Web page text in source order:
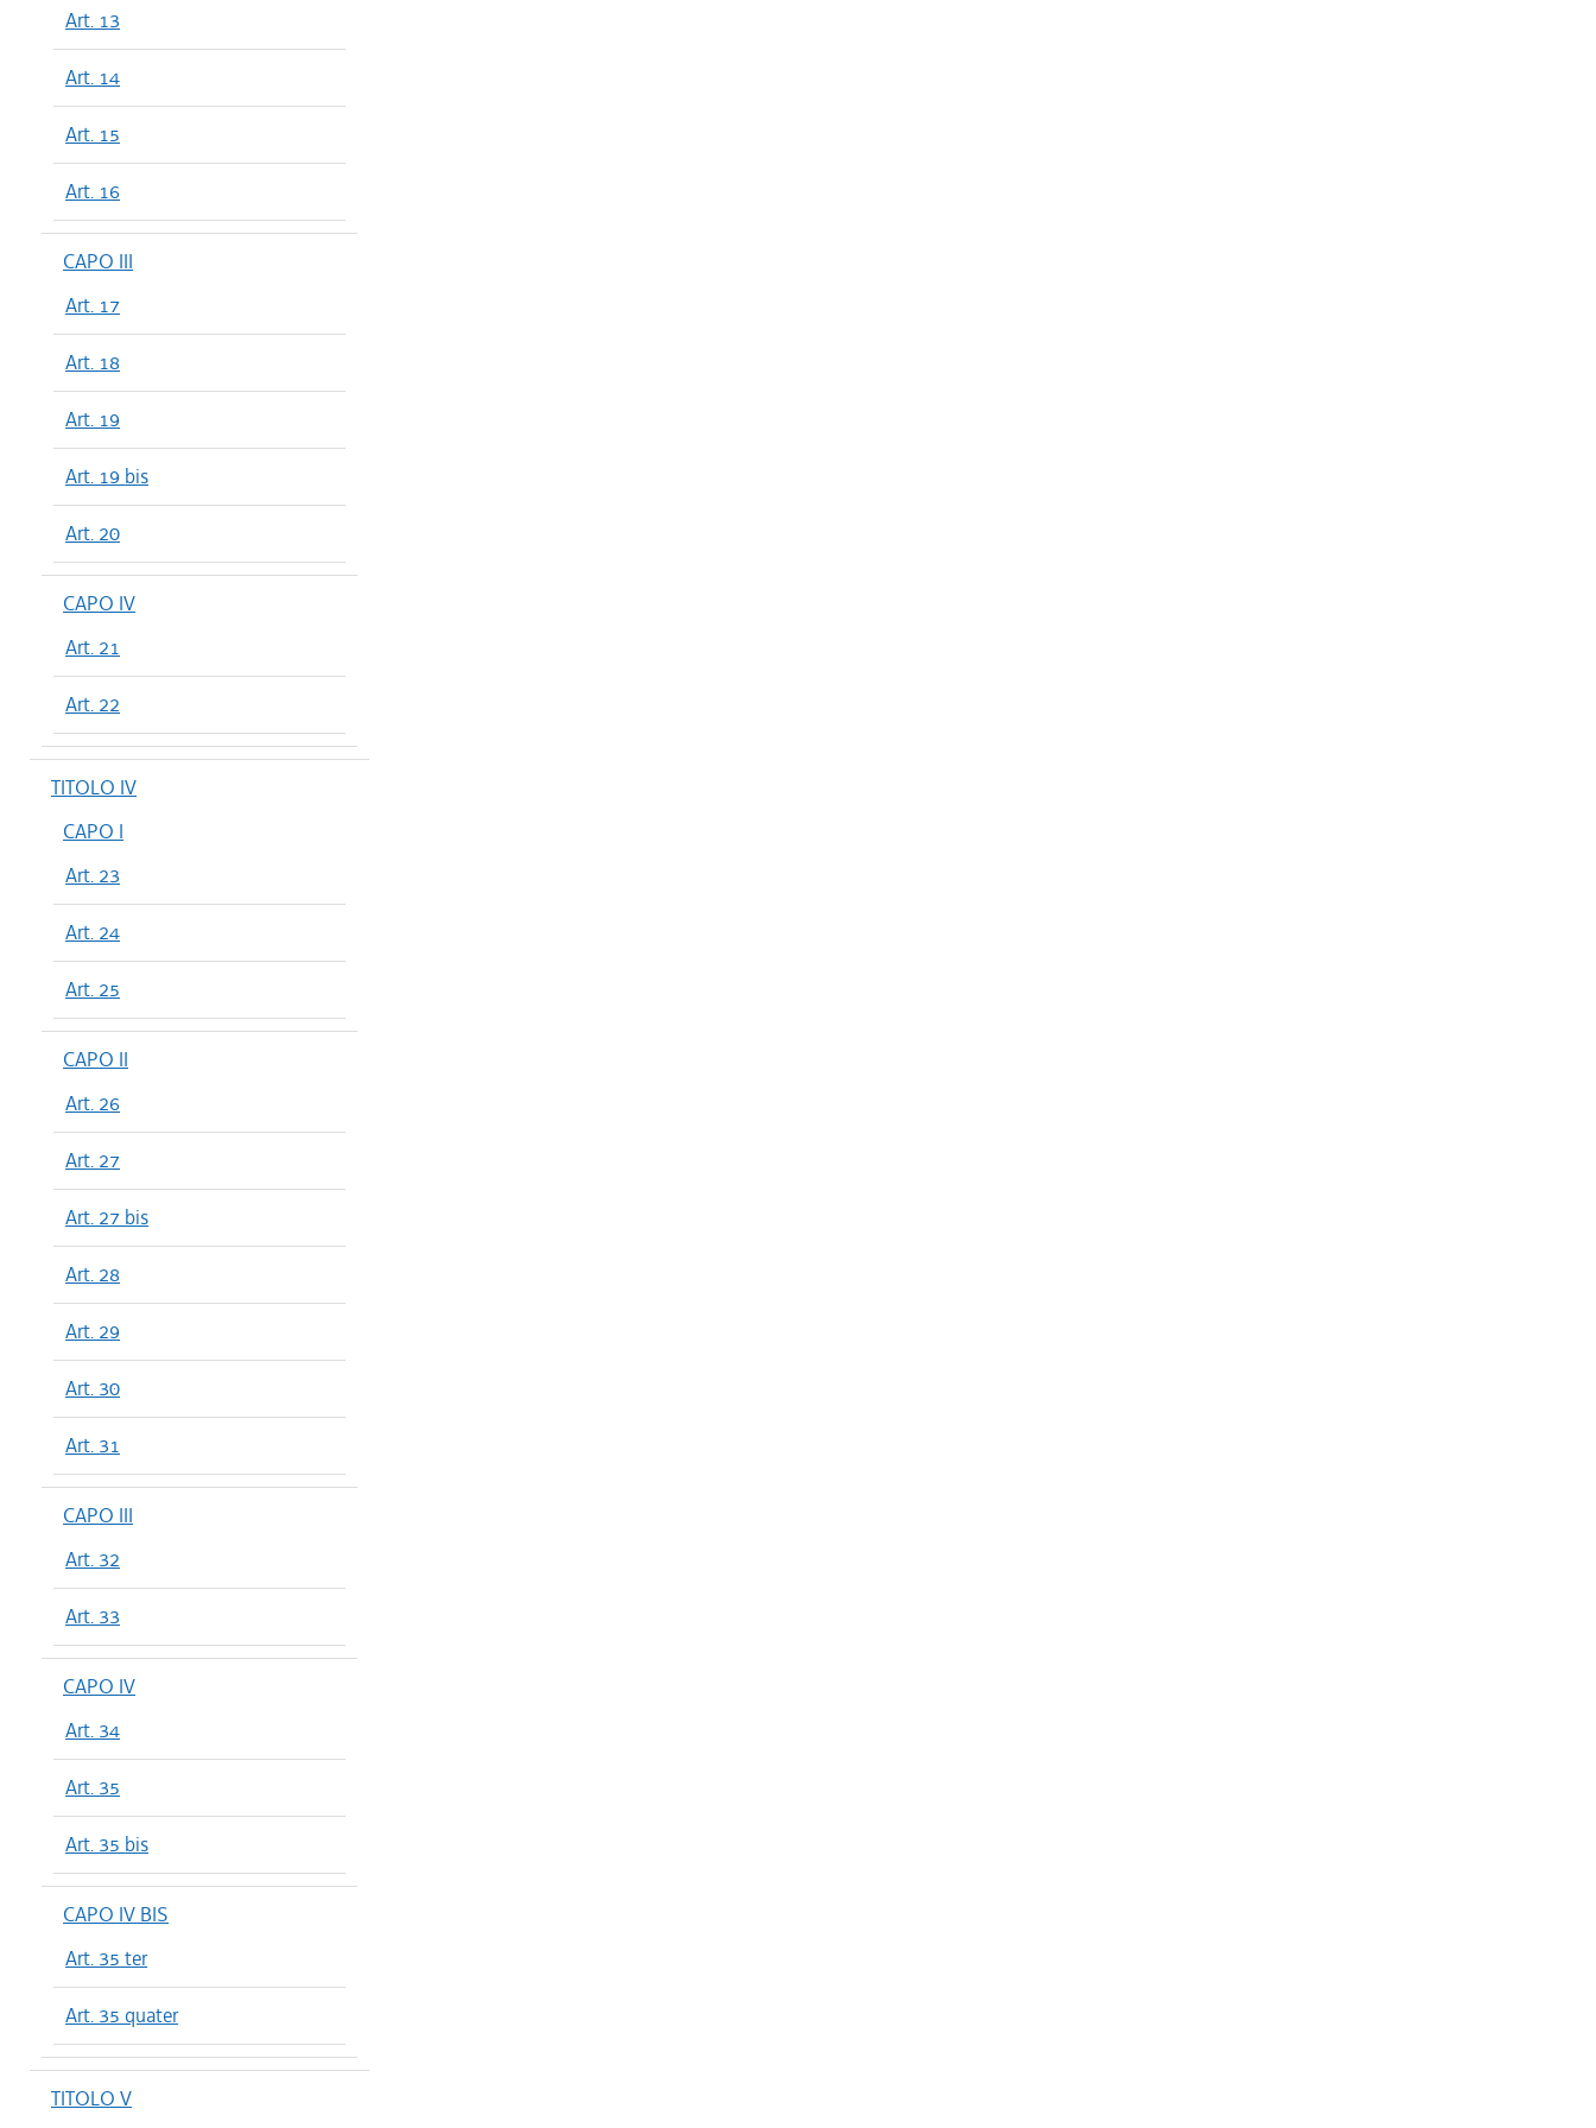
Art. 13
Art. 14
Art. 15
Art. 16
CAPO III
Art. 17
Art. 18
Art. 19
Art. 19 bis
Art. 20
CAPO IV
Art. 21
Art. 22
TITOLO IV
CAPO I
Art. 23
Art. 24
Art. 25
CAPO II
Art. 26
Art. 27
Art. 27 bis
Art. 28
Art. 29
Art. 30
Art. 31
CAPO III
Art. 32
Art. 33
CAPO IV
Art. 34
Art. 35
Art. 35 bis
CAPO IV BIS
Art. 35 ter
Art. 35 quater
TITOLO V